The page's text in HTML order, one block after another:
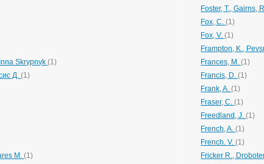
ТАБЛИЦАХ, ОПРЕДЕЛЕНИЯХ, СЦЕНАРИЯХ). АНТОНИНА ШЕВЧУК.
Foster, T., Gairns,
Fox, C.(1)
Fox, V.(1)
Frampton, K.,
Skrypnyk(1) Frances, M.(1)
Д.(1) Francis, D.(1)
Frank, A.(1)
Fraser, C.(1)
Freedland, J.(1)
French, A.(1)
French. V.(1)
M.(1) Fricker R.,